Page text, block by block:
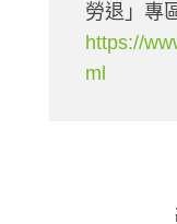
勞退」專
https://
ml